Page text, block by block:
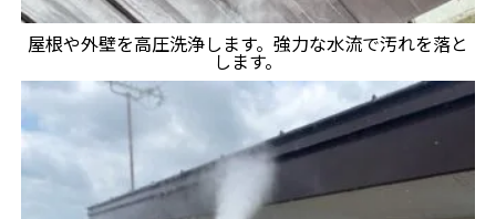
屋根や外壁を高圧洗浄します。強力な水流で汚れを落と
します。